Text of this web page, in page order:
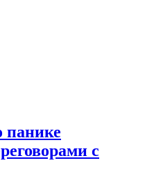
панике
с